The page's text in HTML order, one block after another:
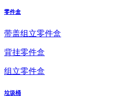
零件盒
带盖组立零件盒
背挂零件盒
组立零件盒
垃圾桶